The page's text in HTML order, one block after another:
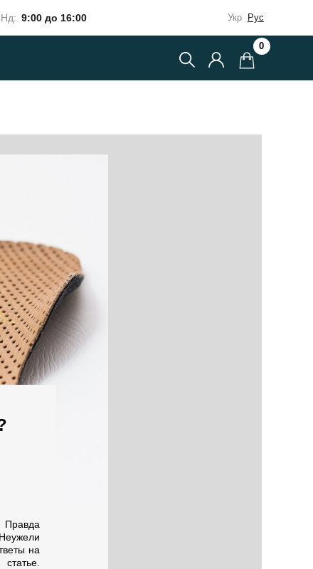
9:00 до 16:00 Укр Рус
0
Правда
на